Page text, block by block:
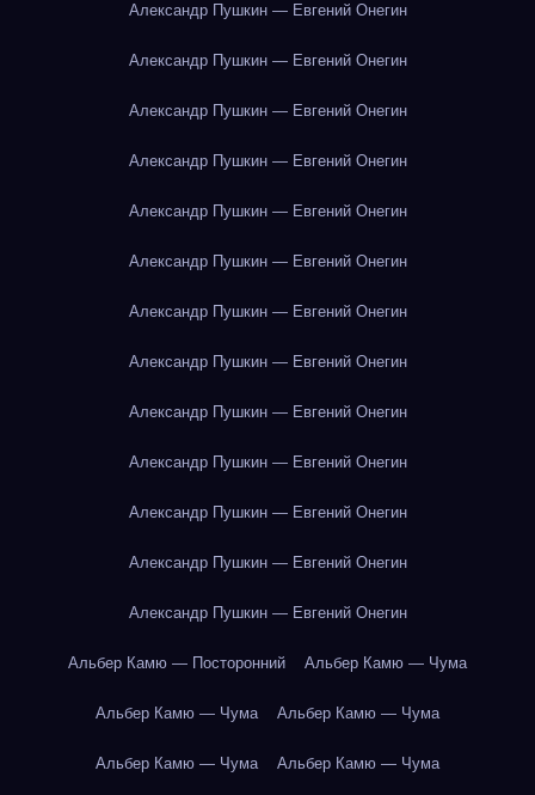
Александр Пушкин — Евгений Онегин
Александр Пушкин — Евгений Онегин
Александр Пушкин — Евгений Онегин
Александр Пушкин — Евгений Онегин
Александр Пушкин — Евгений Онегин
Александр Пушкин — Евгений Онегин
Александр Пушкин — Евгений Онегин
Александр Пушкин — Евгений Онегин
Александр Пушкин — Евгений Онегин
Александр Пушкин — Евгений Онегин
Александр Пушкин — Евгений Онегин
Александр Пушкин — Евгений Онегин
Александр Пушкин — Евгений Онегин
Альбер Камю — Посторонний Альбер Камю — Чума
Альбер Камю — Чума Альбер Камю — Чума
Альбер Камю — Чума Альбер Камю — Чума